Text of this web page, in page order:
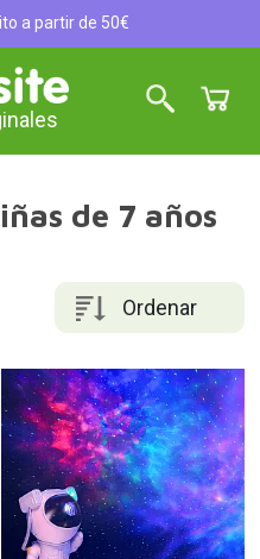
a partir de 50€
de 7 años
Ordenar